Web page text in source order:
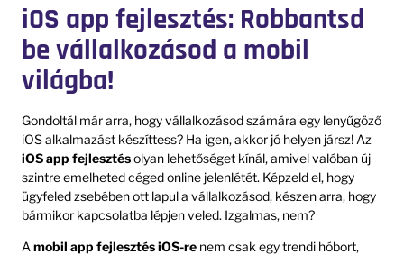
iOS app fejlesztés: Robbantsd
be vállalkozásod a mobil
világba!
Gondoltál már arra, hogy vállalkozásod számára egy lenyűgöző
iOS alkalmazást készíttess? Ha igen, akkor jó helyen jársz! Az
iOS app fejlesztésolyan lehetőséget kínál, amivel valóban új
szintre emelheted céged online jelenlétét. Képzeld el, hogy
ügyfeled zsebében ott lapul a vállalkozásod, készen arra, hogy
bármikor kapcsolatba lépjen veled. Izgalmas, nem?
Amobil app fejlesztés iOS-re nem csak egy trendi hóbort,